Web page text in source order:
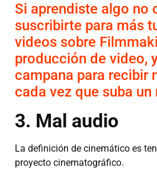
Si aprendiste algo no
suscribirte para más
videos sobre
producción de video,
campana para recibir
cada vez que suba un
3. Mal audio
La definición de cinemático es
proyecto cinematográfico.